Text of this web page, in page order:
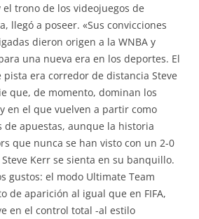
trono de los videojuegos de
llegó a poseer. «Sus convicciones
dieron origen a la WNBA y
una nueva era en los deportes. El
era corredor de distancia Steve
que, de momento, dominan los
en el que vuelven a partir como
de apuestas, aunque la historia
que nunca se han visto con un 2-0
Kerr se sienta en su banquillo.
gustos: el modo Ultimate Team
de aparición al igual que en FIFA,
en el control total -al estilo